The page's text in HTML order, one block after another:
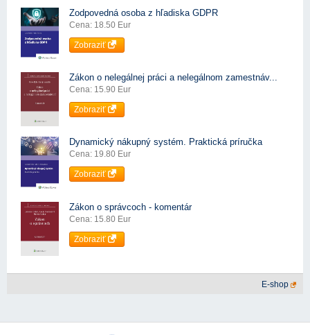
Zodpovedná osoba z hľadiska GDPR
Cena: 18.50 Eur
Zobraziť
Zákon o nelegálnej práci a nelegálnom zamestnáv...
Cena: 15.90 Eur
Zobraziť
Dynamický nákupný systém. Praktická príručka
Cena: 19.80 Eur
Zobraziť
Zákon o správcoch - komentár
Cena: 15.80 Eur
Zobraziť
E-shop